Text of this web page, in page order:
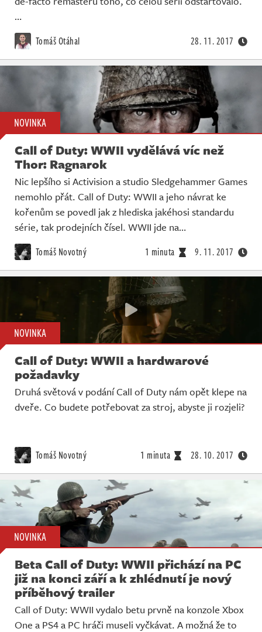
…
Tomáš Otáhal 28. 11. 2017
NOVINKA
Call of Duty: WWII vydělává víc než
Thor: Ragnarok
Nic lepšího si Activision a studio Sledgehammer Games
nemohlo přát. Call of Duty: WWII a jeho návrat ke
kořenům se povedl jak z hlediska jakéhosi standardu
série, tak prodejních čísel. WWII jde na…
Tomáš Novotný 1 minuta 9. 11. 2017
NOVINKA
Call of Duty: WWII a hardwarové
požadavky
Druhá světová v podání Call of Duty nám opět klepe na
dveře. Co budete potřebovat za stroj, abyste ji rozjeli?
Tomáš Novotný 1 minuta 28. 10. 2017
NOVINKA
Beta Call of Duty: WWII přichází na PC
již na konci září a k zhlédnutí je nový
příběhový trailer
Call of Duty: WWII vydalo betu prvně na konzole Xbox
One a PS4 a PC hráči museli vyčkávat. A možná že to